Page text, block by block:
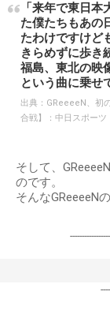
「来年で東日
た僕たちもあの
たわけですけど
きらめずに歩き
福島、東北の映
という曲に乗せ
出典： GReeeeN、初
合戦】：中日スポーツ
そして、
のです。
そんなGReeeeN